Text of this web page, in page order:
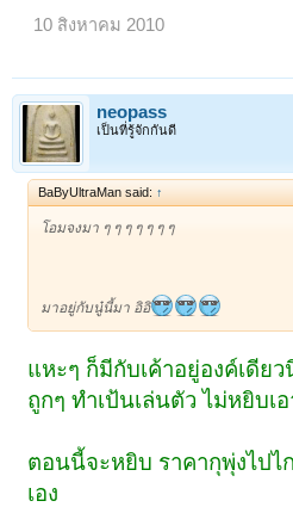
10 สิงหาคม 2010
neopass
เป็นที่รู้จักกันดี
BaByUltraMan said: ↑
โอมจงมา ๆ ๆ ๆ ๆ ๆ ๆ ๆ
มาอยู่กับนู๋นี้มา อิอิ
แหะๆ ก็มีกับเค้าอยู่องค์เดีย
ถูกๆ ทำเป้นเล่นตัว ไม่หยิบเ
ตอนนี้จะหยิบ ราคากุพุ่งไป
เอง